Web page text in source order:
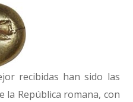
recibidas han sido las
la República romana, con